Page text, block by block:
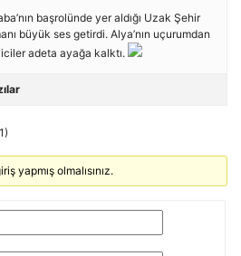
başrolünde yer aldığı Uzak Şehir
büyük ses getirdi. Alya’nın uçurumdan
adeta ayağa kalktı.
yapmış olmalısınız.